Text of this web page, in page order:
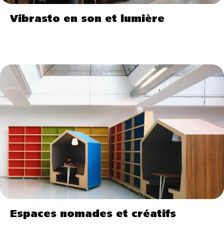
Vibrasto en son et lumière
Espaces nomades et créatifs